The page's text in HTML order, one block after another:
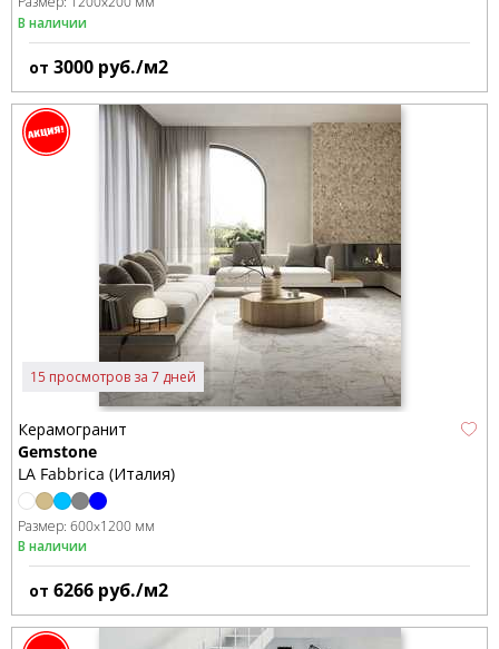
В наличии
от 3000 руб./м2
15 просмотров за 7 дней
Керамогранит
Gemstone
LA Fabbrica (Италия)
Размер: 600x1200 мм
В наличии
от 6266 руб./м2